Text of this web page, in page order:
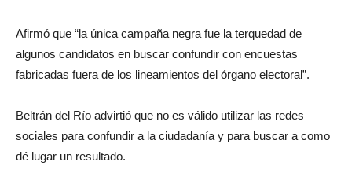
Afirmó que “la única campaña negra fue la terquedad de
algunos candidatos en buscar confundir con encuestas
fabricadas fuera de los lineamientos del órgano electoral”.
Beltrán del Río advirtió que no es válido utilizar las redes
sociales para confundir a la ciudadanía y para buscar a como
dé lugar un resultado.